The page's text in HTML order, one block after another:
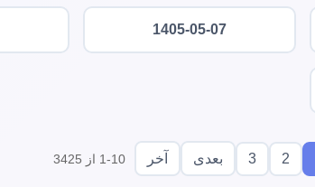
1405-05-07
2
3 بعدی آخر 1-10 از 3425